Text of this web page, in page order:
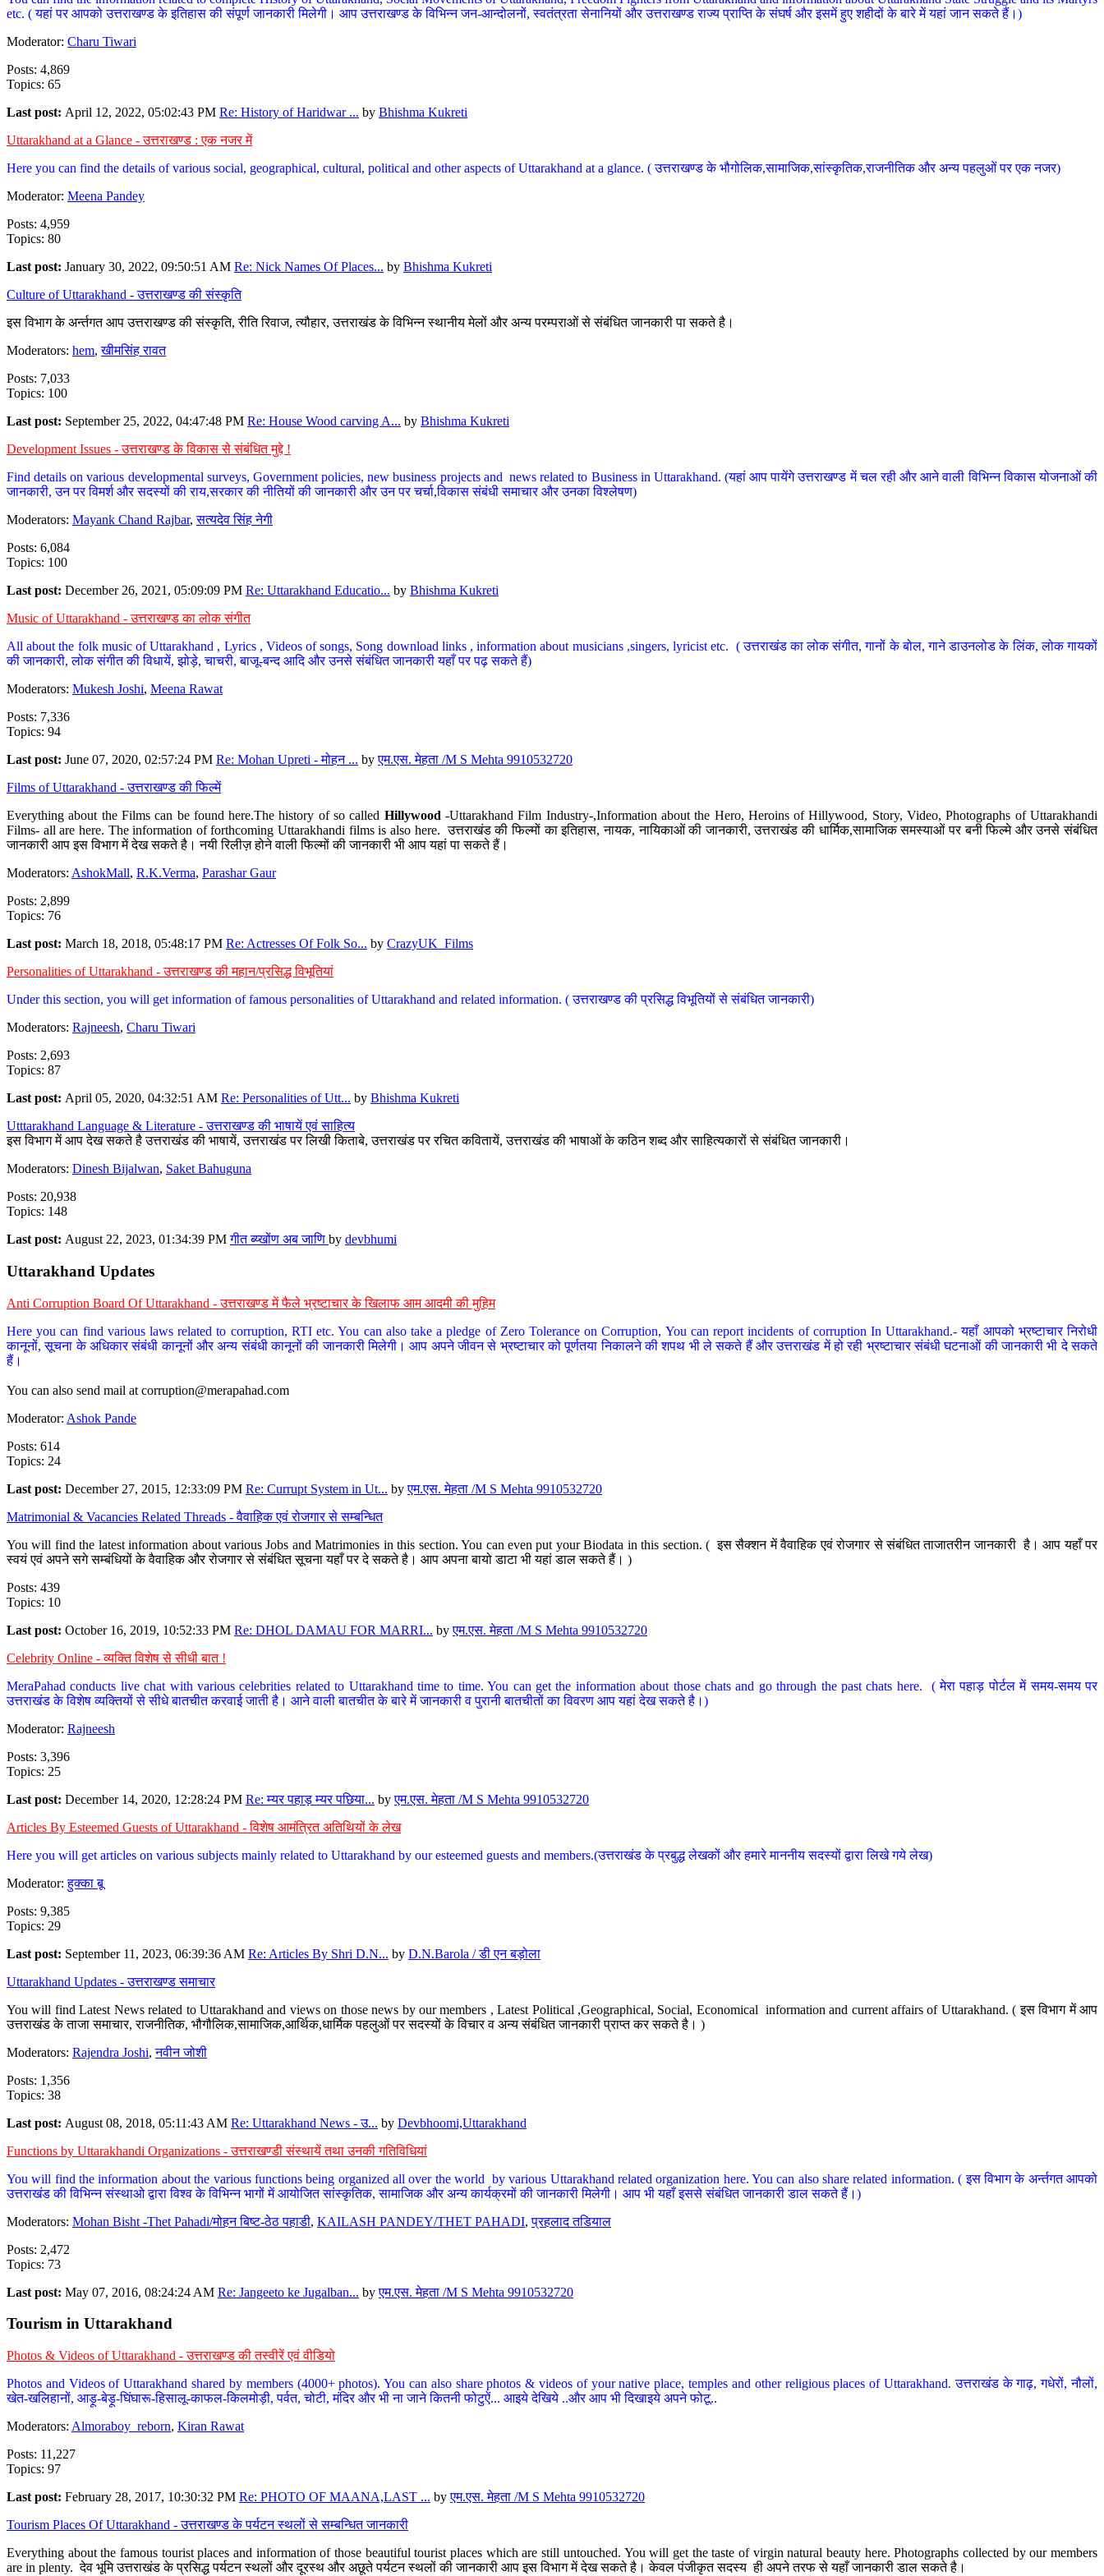
etc. ( यहां पर आपको उत्तराखण्ड के इतिहास की संपूर्ण जानकारी मिलेगी। आप उत्तराखण्ड के विभिन्न जन-आन्दोलनों, स्वतंत्रता सेनानियों और उत्तराखण्ड राज्य प्राप्ति के संघर्ष और इसमें हुए शहीदों के बारे में यहां जान सकते हैं।)
Moderator: Charu Tiwari
Posts: 4,869
Topics: 65
Last post: April 12, 2022, 05:02:43 PM Re: History of Haridwar ... by Bhishma Kukreti
Uttarakhand at a Glance - उत्तराखण्ड : एक नजर में
Here you can find the details of various social, geographical, cultural, political and other aspects of Uttarakhand at a glance. ( उत्तराखण्ड के भौगोलिक,सामाजिक,सांस्कृतिक,राजनीतिक और अन्य पहलुओं पर एक नजर)
Moderator: Meena Pandey
Posts: 4,959
Topics: 80
Last post: January 30, 2022, 09:50:51 AM Re: Nick Names Of Places... by Bhishma Kukreti
Culture of Uttarakhand - उत्तराखण्ड की संस्कृति
इस विभाग के अर्न्तगत आप उत्तराखण्ड की संस्कृति, रीति रिवाज, त्यौहार, उत्तराखंड के विभिन्न स्थानीय मेलों और अन्य परम्पराओं से संबंधित जानकारी पा सकते है।
Moderators: hem,खीमसिंह रावत
Posts: 7,033
Topics: 100
Last post: September 25, 2022, 04:47:48 PM Re: House Wood carving A... by Bhishma Kukreti
Development Issues - उत्तराखण्ड के विकास से संबंधित मुद्दे !
Find details on various developmental surveys, Government policies, new business projects and news related to Business in Uttarakhand. (यहां आप पायेंगे उत्तराखण्ड में चल रही और आने वाली विभिन्न विकास योजनाओं की
जानकारी, उन पर विमर्श और सदस्यों की राय,सरकार की नीतियों की जानकारी और उन पर चर्चा,विकास संबंधी समाचार और उनका विश्लेषण)
Moderators: Mayank Chand Rajbar,सत्यदेव सिंह नेगी
Posts: 6,084
Topics: 100
Last post: December 26, 2021, 05:09:09 PM Re: Uttarakhand Educatio... by Bhishma Kukreti
Music of Uttarakhand - उत्तराखण्ड का लोक संगीत
All about the folk music of Uttarakhand , Lyrics , Videos of songs, Song download links , information about musicians ,singers, lyricist etc. ( उत्तराखंड का लोक संगीत, गानों के बोल, गाने डाउनलोड के लिंक, लोक गायकों
की जानकारी, लोक संगीत की विधायें, झोड़े, चाचरी, बाजू-बन्द आदि और उनसे संबंधित जानकारी यहाँ पर पढ़ सकते हैं)
Moderators: Mukesh Joshi, Meena Rawat
Posts: 7,336
Topics: 94
Last post: June 07, 2020, 02:57:24 PM Re: Mohan Upreti - मोहन ... byएम.एस. मेहता /M S Mehta 9910532720
Films of Uttarakhand - उत्तराखण्ड की फिल्में
Everything about the Films can be found here.The history of so called Hillywood-Uttarakhand Film Industry-,Information about the Hero, Heroins of Hillywood, Story, Video, Photographs of Uttarakhandi
Films- all are here. The information of forthcoming Uttarakhandi films is also here. उत्तराखंड की फिल्मों का इतिहास, नायक, नायिकाओं की जानकारी, उत्तराखंड की धार्मिक,सामाजिक समस्याओं पर बनी फिल्मे और उनसे संबंधित
जानकारी आप इस विभाग में देख सकते है। नयी रिलीज़ होने वाली फिल्मों की जानकारी भी आप यहां पा सकते हैं।
Moderators: AshokMall, R.K.Verma, Parashar Gaur
Posts: 2,899
Topics: 76
Last post: March 18, 2018, 05:48:17 PM Re: Actresses Of Folk So... by CrazyUK_Films
Personalities of Uttarakhand - उत्तराखण्ड की महान/प्रसिद्ध विभूतियां
Under this section, you will get information of famous personalities of Uttarakhand and related information. ( उत्तराखण्ड की प्रसिद्ध विभूतियों से संबंधित जानकारी)
Moderators: Rajneesh, Charu Tiwari
Posts: 2,693
Topics: 87
Last post: April 05, 2020, 04:32:51 AM Re: Personalities of Utt... by Bhishma Kukreti
Utttarakhand Language & Literature - उत्तराखण्ड की भाषायें एवं साहित्य
इस विभाग में आप देख सकते है उत्तराखंड की भाषायें, उत्तराखंड पर लिखी किताबे, उत्तराखंड पर रचित कवितायें, उत्तराखंड की भाषाओं के कठिन शब्द और साहित्यकारों से संबंधित जानकारी।
Moderators: Dinesh Bijalwan, Saket Bahuguna
Posts: 20,938
Topics: 148
Last post: August 22, 2023, 01:34:39 PMगीत ब्य्खोंण अब जाणि by devbhumi
Uttarakhand Updates
Anti Corruption Board Of Uttarakhand - उत्तराखण्ड में फैले भ्रष्टाचार के खिलाफ आम आदमी की मुहिम
Here you can find various laws related to corruption, RTI etc. You can also take a pledge of Zero Tolerance on Corruption, You can report incidents of corruption In Uttarakhand.- यहाँ आपको भ्रष्टाचार निरोधी
कानूनों, सूचना के अधिकार संबंधी कानूनों और अन्य संबंधी कानूनों की जानकारी मिलेगी। आप अपने जीवन से भ्रष्टाचार को पूर्णतया निकालने की शपथ भी ले सकते हैं और उत्तराखंड में हो रही भ्रष्टाचार संबंधी घटनाओं की जानकारी भी दे सकते
हैं।
You can also send mail at corruption@merapahad.com
Moderator: Ashok Pande
Posts: 614
Topics: 24
Last post: December 27, 2015, 12:33:09 PM Re: Currupt System in Ut... byएम.एस. मेहता /M S Mehta 9910532720
Matrimonial & Vacancies Related Threads - वैवाहिक एवं रोजगार से सम्बन्धित
You will find the latest information about various Jobs and Matrimonies in this section. You can even put your Biodata in this section. ( इस सैक्शन में वैवाहिक एवं रोजगार से संबंधित ताजातरीन जानकारी है। आप यहाँ पर
स्वयं एवं अपने सगे सम्बंधियों के वैवाहिक और रोजगार से संबंधित सूचना यहाँ पर दे सकते है। आप अपना बायो डाटा भी यहां डाल सकते हैं। )
Posts: 439
Topics: 10
Last post: October 16, 2019, 10:52:33 PM Re: DHOL DAMAU FOR MARRI... byएम.एस. मेहता /M S Mehta 9910532720
Celebrity Online - व्यक्ति विशेष से सीधी बात !
MeraPahad conducts live chat with various celebrities related to Uttarakhand time to time. You can get the information about those chats and go through the past chats here. ( मेरा पहाड़ पोर्टल में समय-समय पर
उत्तराखंड के विशेष व्यक्तियों से सीधे बातचीत करवाई जाती है। आने वाली बातचीत के बारे में जानकारी व पुरानी बातचीतों का विवरण आप यहां देख सकते है।)
Moderator: Rajneesh
Posts: 3,396
Topics: 25
Last post: December 14, 2020, 12:28:24 PM Re: म्यर पहाड़ म्यर पछिया... byएम.एस. मेहता /M S Mehta 9910532720
Articles By Esteemed Guests of Uttarakhand - विशेष आमंत्रित अतिथियों के लेख
Here you will get articles on various subjects mainly related to Uttarakhand by our esteemed guests and members.(उत्तराखंड के प्रबुद्ध लेखकों और हमारे माननीय सदस्यों द्वारा लिखे गये लेख)
Moderator:हुक्का बू
Posts: 9,385
Topics: 29
Last post: September 11, 2023, 06:39:36 AM Re: Articles By Shri D.N... by D.N.Barola / डी एन बड़ोला
Uttarakhand Updates - उत्तराखण्ड समाचार
You will find Latest News related to Uttarakhand and views on those news by our members , Latest Political ,Geographical, Social, Economical information and current affairs of Uttarakhand. ( इस विभाग में आप
उत्तराखंड के ताजा समाचार, राजनीतिक, भौगौलिक,सामाजिक,आर्थिक,धार्मिक पहलुओं पर सदस्यों के विचार व अन्य संबंधित जानकारी प्राप्त कर सकते है। )
Moderators: Rajendra Joshi,नवीन जोशी
Posts: 1,356
Topics: 38
Last post: August 08, 2018, 05:11:43 AM Re: Uttarakhand News - उ... by Devbhoomi,Uttarakhand
Functions by Uttarakhandi Organizations - उत्तराखण्डी संस्थायें तथा उनकी गतिविधियां
You will find the information about the various functions being organized all over the world by various Uttarakhand related organization here. You can also share related information. ( इस विभाग के अर्न्तगत आपको
उत्तराखंड की विभिन्न संस्थाओ द्वारा विश्व के विभिन्न भागों में आयोजित सांस्कृतिक, सामाजिक और अन्य कार्यक्रमों की जानकारी मिलेगी। आप भी यहाँ इससे संबंधित जानकारी डाल सकते हैं।)
Moderators: Mohan Bisht -Thet Pahadi/मोहन बिष्ट-ठेठ पहाडी, KAILASH PANDEY/THET PAHADI,प्रहलाद तडियाल
Posts: 2,472
Topics: 73
Last post: May 07, 2016, 08:24:24 AM Re: Jangeeto ke Jugalban... byएम.एस. मेहता /M S Mehta 9910532720
Tourism in Uttarakhand
Photos & Videos of Uttarakhand - उत्तराखण्ड की तस्वीरें एवं वीडियो
Photos and Videos of Uttarakhand shared by members (4000+ photos). You can also share photos & videos of your native place, temples and other religious places of Uttarakhand. उत्तराखंड के गाढ़, गधेरों, नौलों,
खेत-खलिहानों, आड़ू-बेड़ू-घिंघारू-हिसालू-काफल-किलमोड़ी, पर्वत, चोटी, मंदिर और भी ना जाने कितनी फोटुऐं... आइये देखिये ..और आप भी दिखाइये अपने फोटू..
Moderators: Almoraboy_reborn, Kiran Rawat
Posts: 11,227
Topics: 97
Last post: February 28, 2017, 10:30:32 PM Re: PHOTO OF MAANA,LAST ... byएम.एस. मेहता /M S Mehta 9910532720
Tourism Places Of Uttarakhand - उत्तराखण्ड के पर्यटन स्थलों से सम्बन्धित जानकारी
Everything about the famous tourist places and information of those beautiful tourist places which are still untouched. You will get the taste of virgin natural beauty here. Photographs collected by our members
are in plenty. देव भूमि उत्तराखंड के प्रसिद्ध पर्यटन स्थलों और दूरस्थ और अछूते पर्यटन स्थलों की जानकारी आप इस विभाग में देख सकते है। केवल पंजीकृत सदस्य ही अपने तरफ से यहाँ जानकारी डाल सकते है।